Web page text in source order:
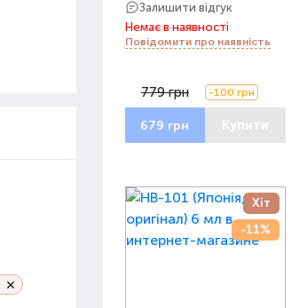
Залишити відгук
Немає в наявності
Повідомити про наявність
779 грн -100 грн
679 грн Купити
Хіт
-11%